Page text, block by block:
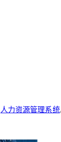
人力资源管理系统